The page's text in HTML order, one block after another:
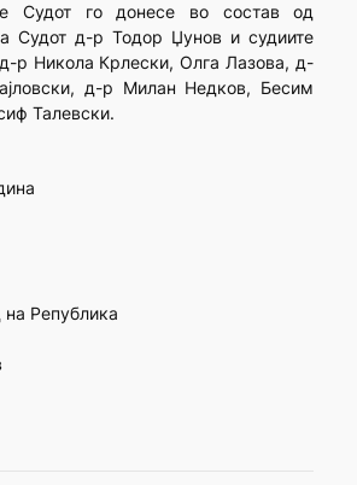
Судот го донесе во состав од
Судот д-р Тодор Џунов и судиите
р Никола Крлески, Олга Лазова, д-
д-р Милан Недков, Бесим
Талевски.
на Република